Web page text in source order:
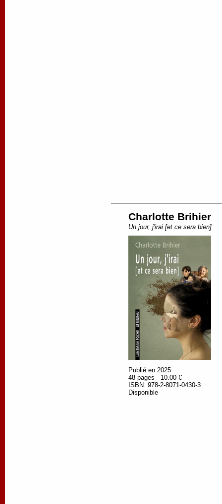
Charlotte Brihier
Un jour, j'irai [et ce sera bien]
Publié en 2025
48 pages - 10.00 €
ISBN: 978-2-8071-0430-3
Disponible